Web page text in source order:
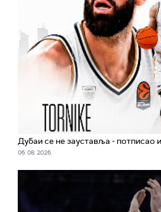
Дубаи се не зауставља - потписао
06. 08. 2026.